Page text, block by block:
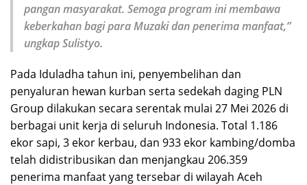
pangan masyarakat. Semoga program ini membawa
keberkahan bagi para Muzaki dan penerima manfaat,”
ungkap Sulistyo.
Pada Iduladha tahun ini, penyembelihan dan
penyaluran hewan kurban serta sedekah daging PLN
Group dilakukan secara serentak mulai 27 Mei 2026 di
berbagai unit kerja di seluruh Indonesia. Total 1.186
ekor sapi, 3 ekor kerbau, dan 933 ekor kambing/domba
telah didistribusikan dan menjangkau 206.359
penerima manfaat yang tersebar di wilayah Aceh